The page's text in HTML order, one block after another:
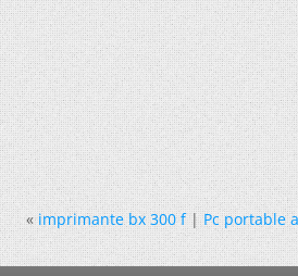
« imprimante bx 300 f|Pc portable